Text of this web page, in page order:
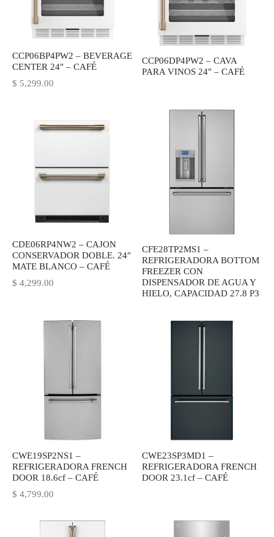
CCP06BP4PW2 – BEVERAGE
CENTER 24″ – CAFÉ
$ 5,299.00
CCP06DP4PW2 – CAVA
PARA VINOS 24″ – CAFÉ
CDE06RP4NW2 – CAJON
CONSERVADOR DOBLE. 24″
MATE BLANCO – CAFÉ
$ 4,299.00
CFE28TP2MS1 –
REFRIGERADORA BOTTOM
FREEZER CON
DISPENSADOR DE AGUA Y
HIELO, CAPACIDAD 27.8 P3
CWE19SP2NS1 –
REFRIGERADORA FRENCH
DOOR 18.6cf – CAFÉ
$ 4,799.00
CWE23SP3MD1 –
REFRIGERADORA FRENCH
DOOR 23.1cf – CAFÉ
AID